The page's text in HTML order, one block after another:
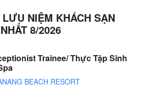
NIỆM KHÁCH SẠN
8/2026
Trainee/ Thực Tập Sinh
BEACH RESORT